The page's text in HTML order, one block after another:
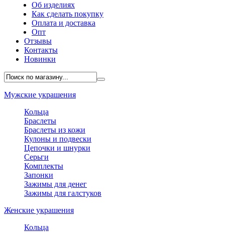
Об изделиях
Как сделать покупку
Оплата и доставка
Опт
Отзывы
Контакты
Новинки
Мужские украшения
Кольца
Браслеты
Браслеты из кожи
Кулоны и подвески
Цепочки и шнурки
Серьги
Комплекты
Запонки
Зажимы для денег
Зажимы для галстуков
Женские украшения
Кольца